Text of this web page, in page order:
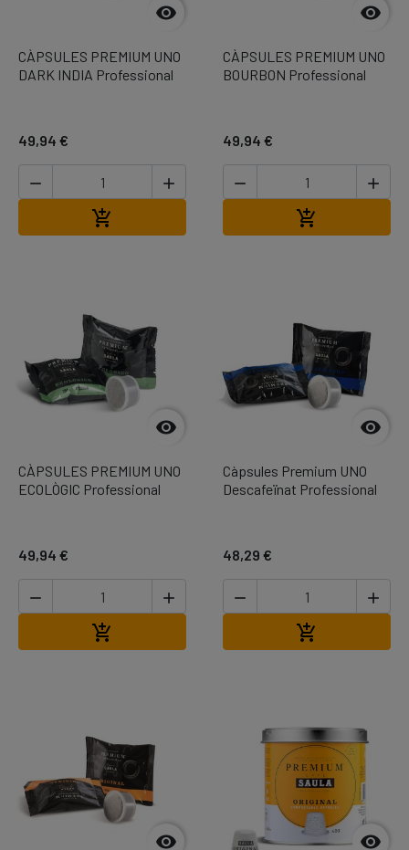

CÀPSULES PREMIUM UNO
DARK INDIA Professional
49,94 €
 


CÀPSULES PREMIUM UNO
BOURBON Professional
49,94 €
 


CÀPSULES PREMIUM UNO
ECOLÒGIC Professional
49,94 €
 


Càpsules Premium UNO
Descafeïnat Professional
48,29 €
 

 